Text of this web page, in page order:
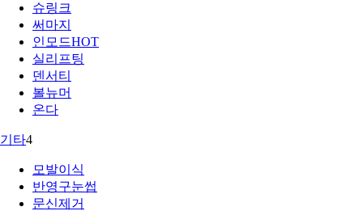
슈링크
써마지
인모드HOT
실리프팅
덴서티
볼뉴머
온다
기타4
모발이식
반영구눈썹
문신제거